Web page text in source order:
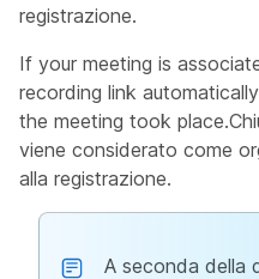
registrazione.
If your meeting is
recording link
the meeting took
viene considerato come
alla registrazione.
A seconda della